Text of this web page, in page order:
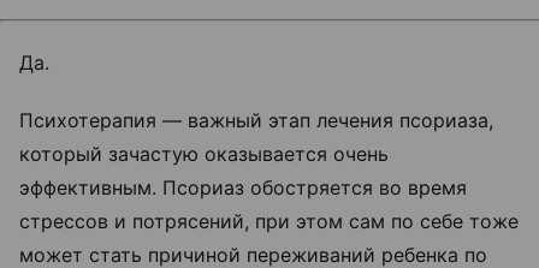
Да.
Психотерапия — важный этап лечения псориаза,
который зачастую оказывается очень
эффективным. Псориаз обостряется во время
стрессов и потрясений, при этом сам по себе тоже
может стать причиной переживаний ребенка по